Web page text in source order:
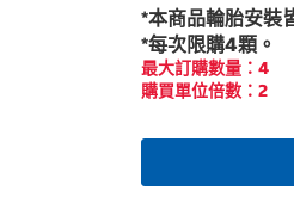
*本商品輪胎安裝
*每次限購4顆。
最大訂購數量：4
購買單位倍數：2